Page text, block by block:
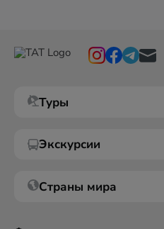
Туры
Экскурсии
Страны мира